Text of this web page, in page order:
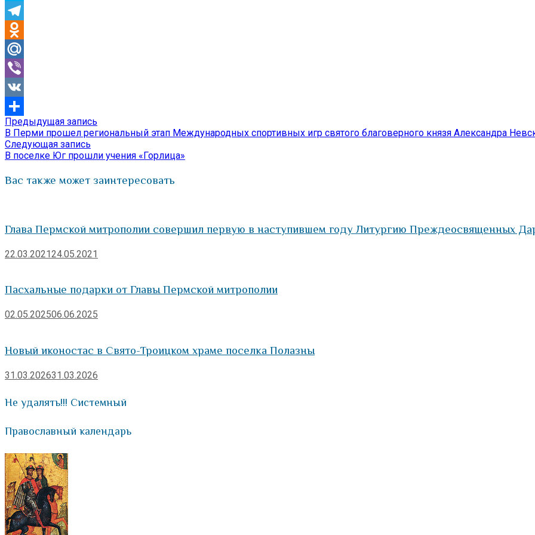
Skype
Telegram
Odnoklassniki
Mail.Ru
Viber
VK
Отправить
Навигация
по
записям
Предыдущая запись
запись:
В Перми прошел региональный этап Международных спортивных игр святого благоверного князя Александра
Следующая запись
запись:
В поселке Юг прошли учения «Горлица»
Вас также может заинтересовать
Глава Пермской митрополии совершил первую в наступившем году Литургию Преждеосвященных
22.03.202124.05.2021
Пасхальные подарки от Главы Пермской митрополии
02.05.202506.06.2025
Новый иконостас в Свято-Троицком храме поселка Полазны
31.03.202631.03.2026
Не удалять!!! Системный
Православный календарь